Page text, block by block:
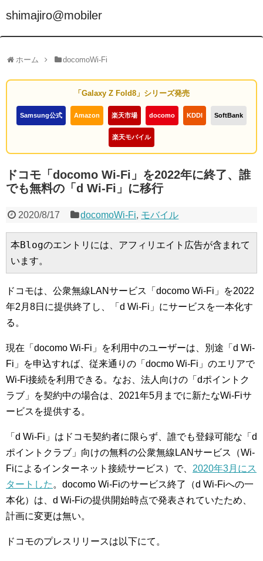
shimajiro@mobiler
ホーム docomoWi-Fi
「Galaxy Z Fold8」シリーズ発売
Samsung公式 Amazon 楽天市場 docomo KDDI SoftBank
楽天モバイル
ドコモ「docomo Wi-Fi」を2022年に終了、誰
でも無料の「d Wi-Fi」に移行
2020/8/17 docomoWi-Fi, モバイル
本Blogのエントリには、アフィリエイト広告が含まれて
います。
ドコモは、公衆無線LANサービス「docomo Wi-Fi」を2022
年2月8日に提供終了し、「d Wi-Fi」にサービスを一本化す
る。
現在「docomo Wi-Fi」を利用中のユーザーは、別途「d Wi-
Fi」を申込すれば、従来通りの「docmo Wi-Fi」のエリアで
Wi-Fi接続を利用できる。なお、法人向けの「dポイントク
ラブ」を契約中の場合は、2021年5月までに新たなWi-Fiサ
ービスを提供する。
「d Wi-Fi」はドコモ契約者に限らず、誰でも登録可能な「d
ポイントクラブ」向けの無料の公衆無線LANサービス（Wi-
Fiによるインターネット接続サービス）で、 2020年3月にス
タートした 。docomo Wi-Fiのサービス終了（d Wi-Fiへの一
本化）は、d Wi-Fiの提供開始時点で発表されていたため、
計画に変更は無い。
ドコモのプレスリリースは以下にて。